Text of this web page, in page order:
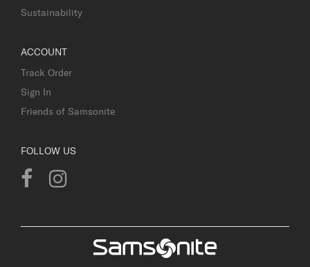
Sustainability
ACCOUNT
Track Order
Sign In
Friends of Samsonite
FOLLOW US